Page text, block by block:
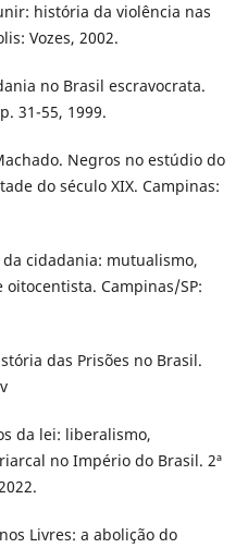
história da violência nas
Vozes, 2002.
no Brasil escravocrata.
31-55, 1999.
Negros no estúdio do
do século XIX. Campinas:
da cidadania: mutualismo,
Campinas/SP:
das Prisões no Brasil.
da lei: liberalismo,
no Império do Brasil. 2ª
Livres: a abolição do